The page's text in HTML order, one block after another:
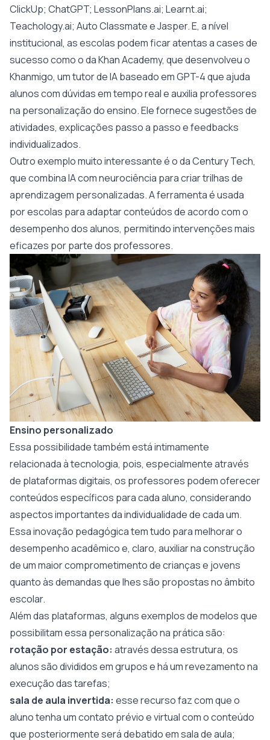
ClickUp; ChatGPT; LessonPlans.ai; Learnt.ai;
Teachology.ai; Auto Classmate e Jasper. E, a nível
institucional, as escolas podem ficar atentas a cases de
sucesso como o da Khan Academy, que desenvolveu o
Khanmigo, um tutor de IA baseado em GPT-4 que ajuda
alunos com dúvidas em tempo real e auxilia professores
na personalização do ensino. Ele fornece sugestões de
atividades, explicações passo a passo e feedbacks
individualizados.
Outro exemplo muito interessante é o da Century Tech,
que combina IA com neurociência para criar trilhas de
aprendizagem personalizadas. A ferramenta é usada
por escolas para adaptar conteúdos de acordo com o
desempenho dos alunos, permitindo intervenções mais
eficazes por parte dos professores.
Ensino personalizado
Essa possibilidade também está intimamente
relacionada à tecnologia, pois, especialmente através
de plataformas digitais, os professores podem oferecer
conteúdos específicos para cada aluno, considerando
aspectos importantes da individualidade de cada um.
Essa inovação pedagógica tem tudo para melhorar o
desempenho acadêmico e, claro, auxiliar na construção
de um maior comprometimento de crianças e jovens
quanto às demandas que lhes são propostas no âmbito
escolar.
Além das plataformas, alguns exemplos de modelos que
possibilitam essa personalização na prática são:
rotação por estação: através dessa estrutura, os
alunos são divididos em grupos e há um revezamento na
execução das tarefas;
sala de aula invertida: esse recurso faz com queo
aluno tenha um contato prévio e virtual com o conteúdo
que posteriormente será debatido em sala de aula;